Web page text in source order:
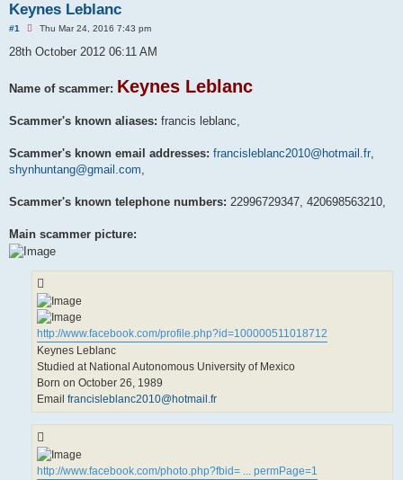
Keynes Leblanc
#1
U
r
p
t
Thu Mar 24, 2016 7:43 pm
28th October 2012 06:11 AM
Name of scammer: Keynes Leblanc
Scammer's known aliases: francis leblanc,
Scammer's known email addresses: francisleblanc2010@hotmail.fr,
shynhuntang@gmail.com,
Scammer's known telephone numbers: 22996729347, 420698563210,
Main scammer picture:
http://www.facebook.com/profile.php?id=100000511018712
Keynes Leblanc
Studied at National Autonomous University of Mexico
Born on October 26, 1989
Email francisleblanc2010@hotmail.fr
http://www.facebook.com/photo.php?fbid= ... permPage=1